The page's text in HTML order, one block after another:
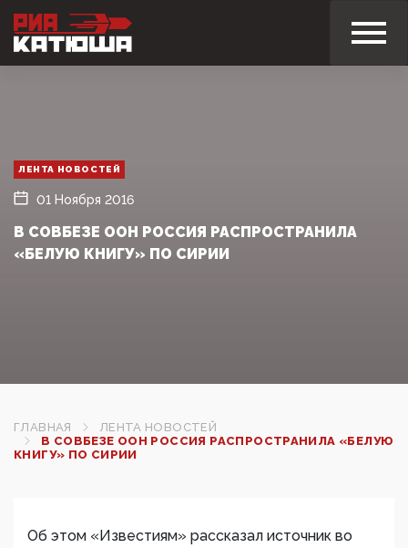
ЛЕНТА НОВОСТЕЙ
01 Ноября 2016
В СОВБЕЗЕ ООН РОССИЯ РАСПРОСТРАНИЛА
«БЕЛУЮ КНИГУ» ПО СИРИИ
ГЛАВНАЯ
ЛЕНТА НОВОСТЕЙ
В СОВБЕЗЕ ООН РОССИЯ РАСПРОСТРАНИЛА «БЕЛУЮ
КНИГУ» ПО СИРИИ
Об этом «Известиям» рассказал источник во